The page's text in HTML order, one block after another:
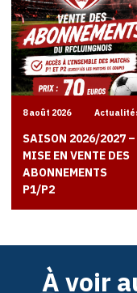
8 août 2026
SAISON 2026/2027 –
MISE EN VENTE DES
ABONNEMENTS
P1/P2
À voir